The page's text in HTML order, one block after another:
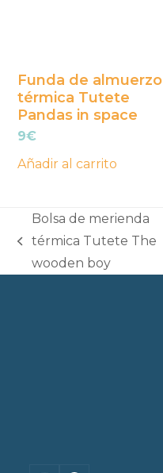
Funda de almuerzo
térmica Tutete
Pandas in space
9€
Añadir al carrito
previous
post:
Bolsa de merienda
térmica Tutete The
wooden boy